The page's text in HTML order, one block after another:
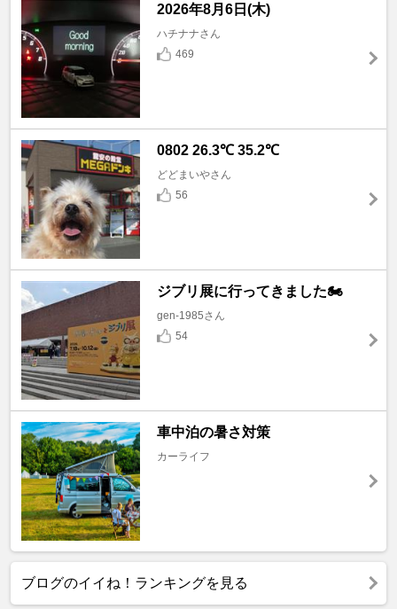
2026年8月6日(木)
ハチナナさん
469
0802 26.3℃ 35.2℃
どどまいやさん
56
ジブリ展に行ってきました🏍️
gen-1985さん
54
車中泊の暑さ対策
カーライフ
ブログのイイね！ランキングを見る